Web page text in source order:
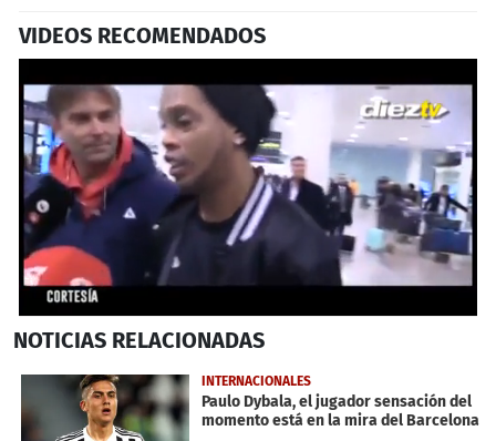
VIDEOS RECOMENDADOS
seconds
1
minute,
38
seconds
NOTICIAS RELACIONADAS
INTERNACIONALES
Paulo Dybala, el jugador sensación del
momento está en la mira del Barcelona